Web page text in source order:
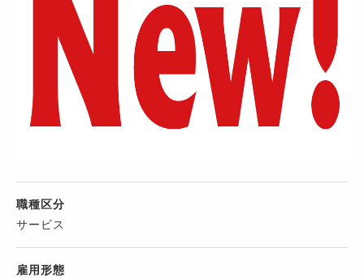
職種区分
サービス
雇用形態